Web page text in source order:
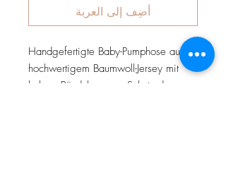
أضِف إلى العربة
Handgefertigte Baby-Pumphose aus
hochwertigem Baumwoll-Jersey mit
hohem Bündchen zum Schutz des